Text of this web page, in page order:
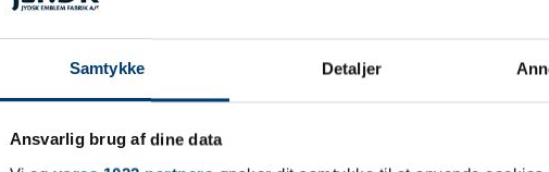
Samtykke Detaljer
Ansvarlig brug af dine data
Mere